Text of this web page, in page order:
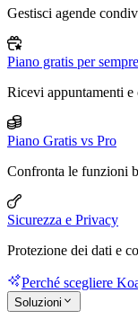
Gestisci agende
Piano gratis per sempre
Ricevi appuntamenti
Piano Gratis vs Pro
Confronta le funzioni
Sicurezza e Privacy
Protezione dei dati e
Perché scegliere
Soluzioni